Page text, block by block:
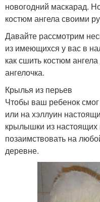
новогодний маскарад.
костюм ангела своими
Давайте рассмотрим
из имеющихся у вас в
как сшить костюм
ангелочка.
Крылья из перьев
Чтобы ваш ребенок
или на хэллуин
крылышки из
позаимствовать на
деревне.